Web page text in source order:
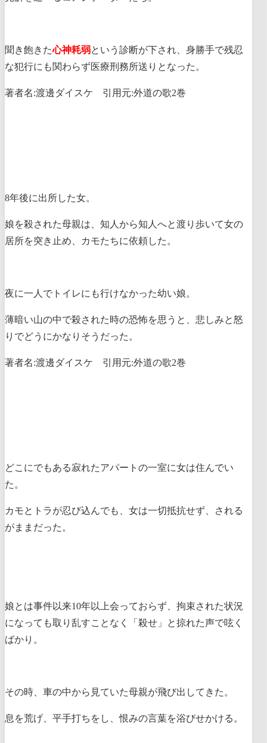
聞き飽きた心神耗弱という診断が下され、身勝手で残忍
な犯行にも関わらず医療刑務所送りとなった。
著者名:渡邊ダイスケ 引用元:外道の歌2巻
8年後に出所した女。
娘を殺された母親は、知人から知人へと渡り歩いて女の
居所を突き止め、カモたちに依頼した。
夜に一人でトイレにも行けなかった幼い娘。
薄暗い山の中で殺された時の恐怖を思うと、悲しみと怒
りでどうにかなりそうだった。
著者名:渡邊ダイスケ 引用元:外道の歌2巻
どこにでもある寂れたアパートの一室に女は住んでい
た。
カモとトラが忍び込んでも、女は一切抵抗せず、される
がままだった。
娘とは事件以来10年以上会っておらず、拘束された状況
になっても取り乱すことなく「殺せ」と掠れた声で呟く
ばかり。
その時、車の中から見ていた母親が飛び出してきた。
息を荒げ、平手打ちをし、恨みの言葉を浴びせかける。